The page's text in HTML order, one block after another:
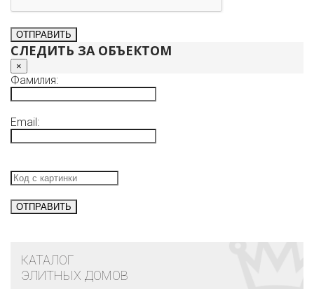
СЛЕДИТЬ ЗА ОБЪЕКТОМ
×
Фамилия:
Email:
КАТАЛОГ
ЭЛИТНЫХ ДОМОВ